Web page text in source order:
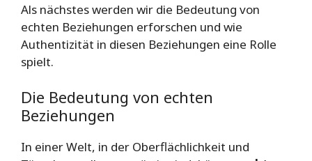
Als nächstes werden wir die Bedeutung von
echten Beziehungen erforschen und wie
Authentizität in diesen Beziehungen eine Rolle
spielt.
Die Bedeutung von echten
Beziehungen
In einer Welt, in der Oberflächlichkeit und